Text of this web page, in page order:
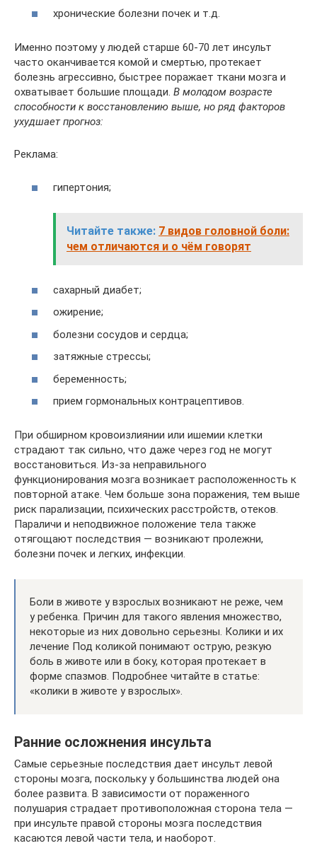
хронические болезни почек и т.д.
Именно поэтому у людей старше 60-70 лет инсульт
часто оканчивается комой и смертью, протекает
болезнь агрессивно, быстрее поражает ткани мозга и
охватывает большие площади. В молодом возрасте
способности к восстановлению выше, но ряд факторов
ухудшает прогноз:
Реклама:
гипертония;
Читайте также: 7 видов головной боли:
чем отличаются и о чём говорят
сахарный диабет;
ожирение;
болезни сосудов и сердца;
затяжные стрессы;
беременность;
прием гормональных контрацептивов.
При обширном кровоизлиянии или ишемии клетки
страдают так сильно, что даже через год не могут
восстановиться. Из-за неправильного
функционирования мозга возникает расположенность к
повторной атаке. Чем больше зона поражения, тем выше
риск парализации, психических расстройств, отеков.
Параличи и неподвижное положение тела также
отягощают последствия — возникают пролежни,
болезни почек и легких, инфекции.
Боли в животе у взрослых возникают не реже, чем
у ребенка. Причин для такого явления множество,
некоторые из них довольно серьезны. Колики и их
лечение Под коликой понимают острую, резкую
боль в животе или в боку, которая протекает в
форме спазмов. Подробнее читайте в статье:
«колики в животе у взрослых».
Ранние осложнения инсульта
Самые серьезные последствия дает инсульт левой
стороны мозга, поскольку у большинства людей она
более развита. В зависимости от пораженного
полушария страдает противоположная сторона тела —
при инсульте правой стороны мозга последствия
касаются левой части тела, и наоборот.